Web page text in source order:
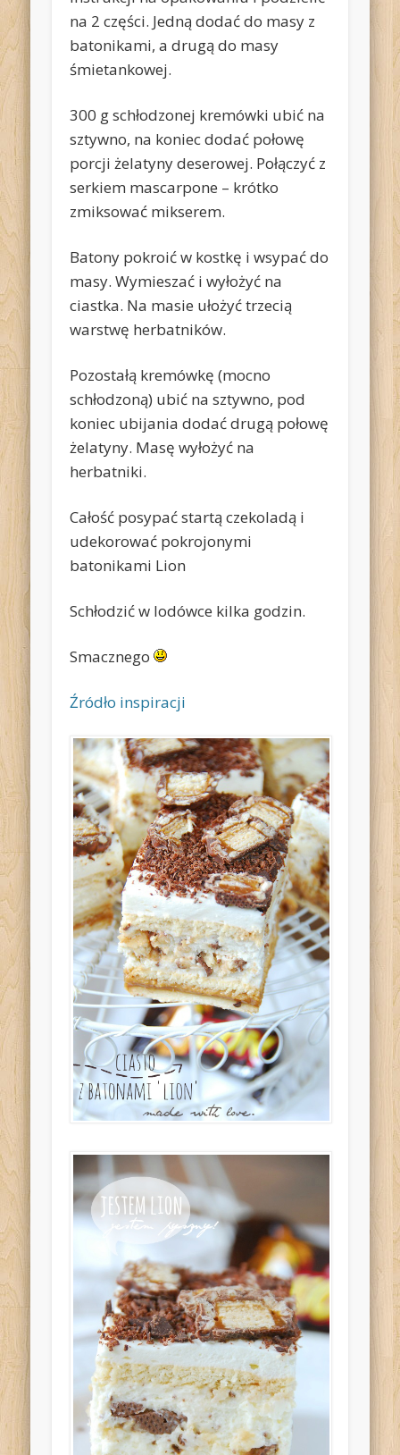
na 2 części. Jedną dodać do masy z
batonikami, a drugą do masy
śmietankowej.
300 g schłodzonej kremówki ubić na
sztywno, na koniec dodać połowę
porcji żelatyny deserowej. Połączyć z
serkiem mascarpone – krótko
zmiksować mikserem.
Batony pokroić w kostkę i wsypać do
masy. Wymieszać i wyłożyć na
ciastka. Na masie ułożyć trzecią
warstwę herbatników.
Pozostałą kremówkę (mocno
schłodzoną) ubić na sztywno, pod
koniec ubijania dodać drugą połowę
żelatyny. Masę wyłożyć na
herbatniki.
Całość posypać startą czekoladą i
udekorować pokrojonymi
batonikami Lion
Schłodzić w lodówce kilka godzin.
Smacznego
Źródło inspiracji